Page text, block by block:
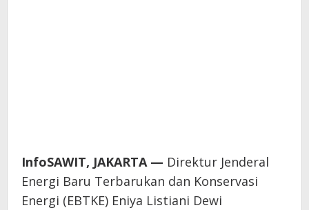
InfoSAWIT, JAKARTA — Direktur Jenderal
Energi Baru Terbarukan dan Konservasi
Energi (EBTKE) Eniya Listiani Dewi